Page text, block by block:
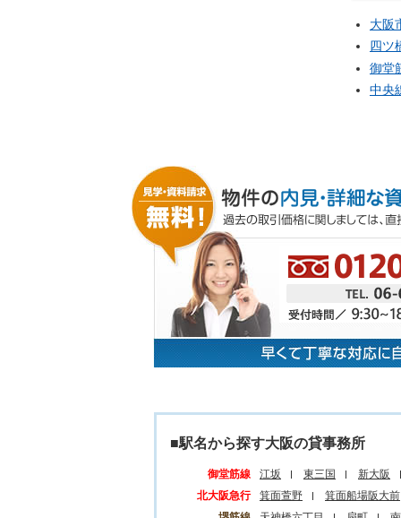
大阪
四ツ
御堂
中央
■駅名から探す大阪の貸事務所
御堂筋線 江坂 東三国
新大阪
北大阪急行
箕面萱野
箕面船場阪大前